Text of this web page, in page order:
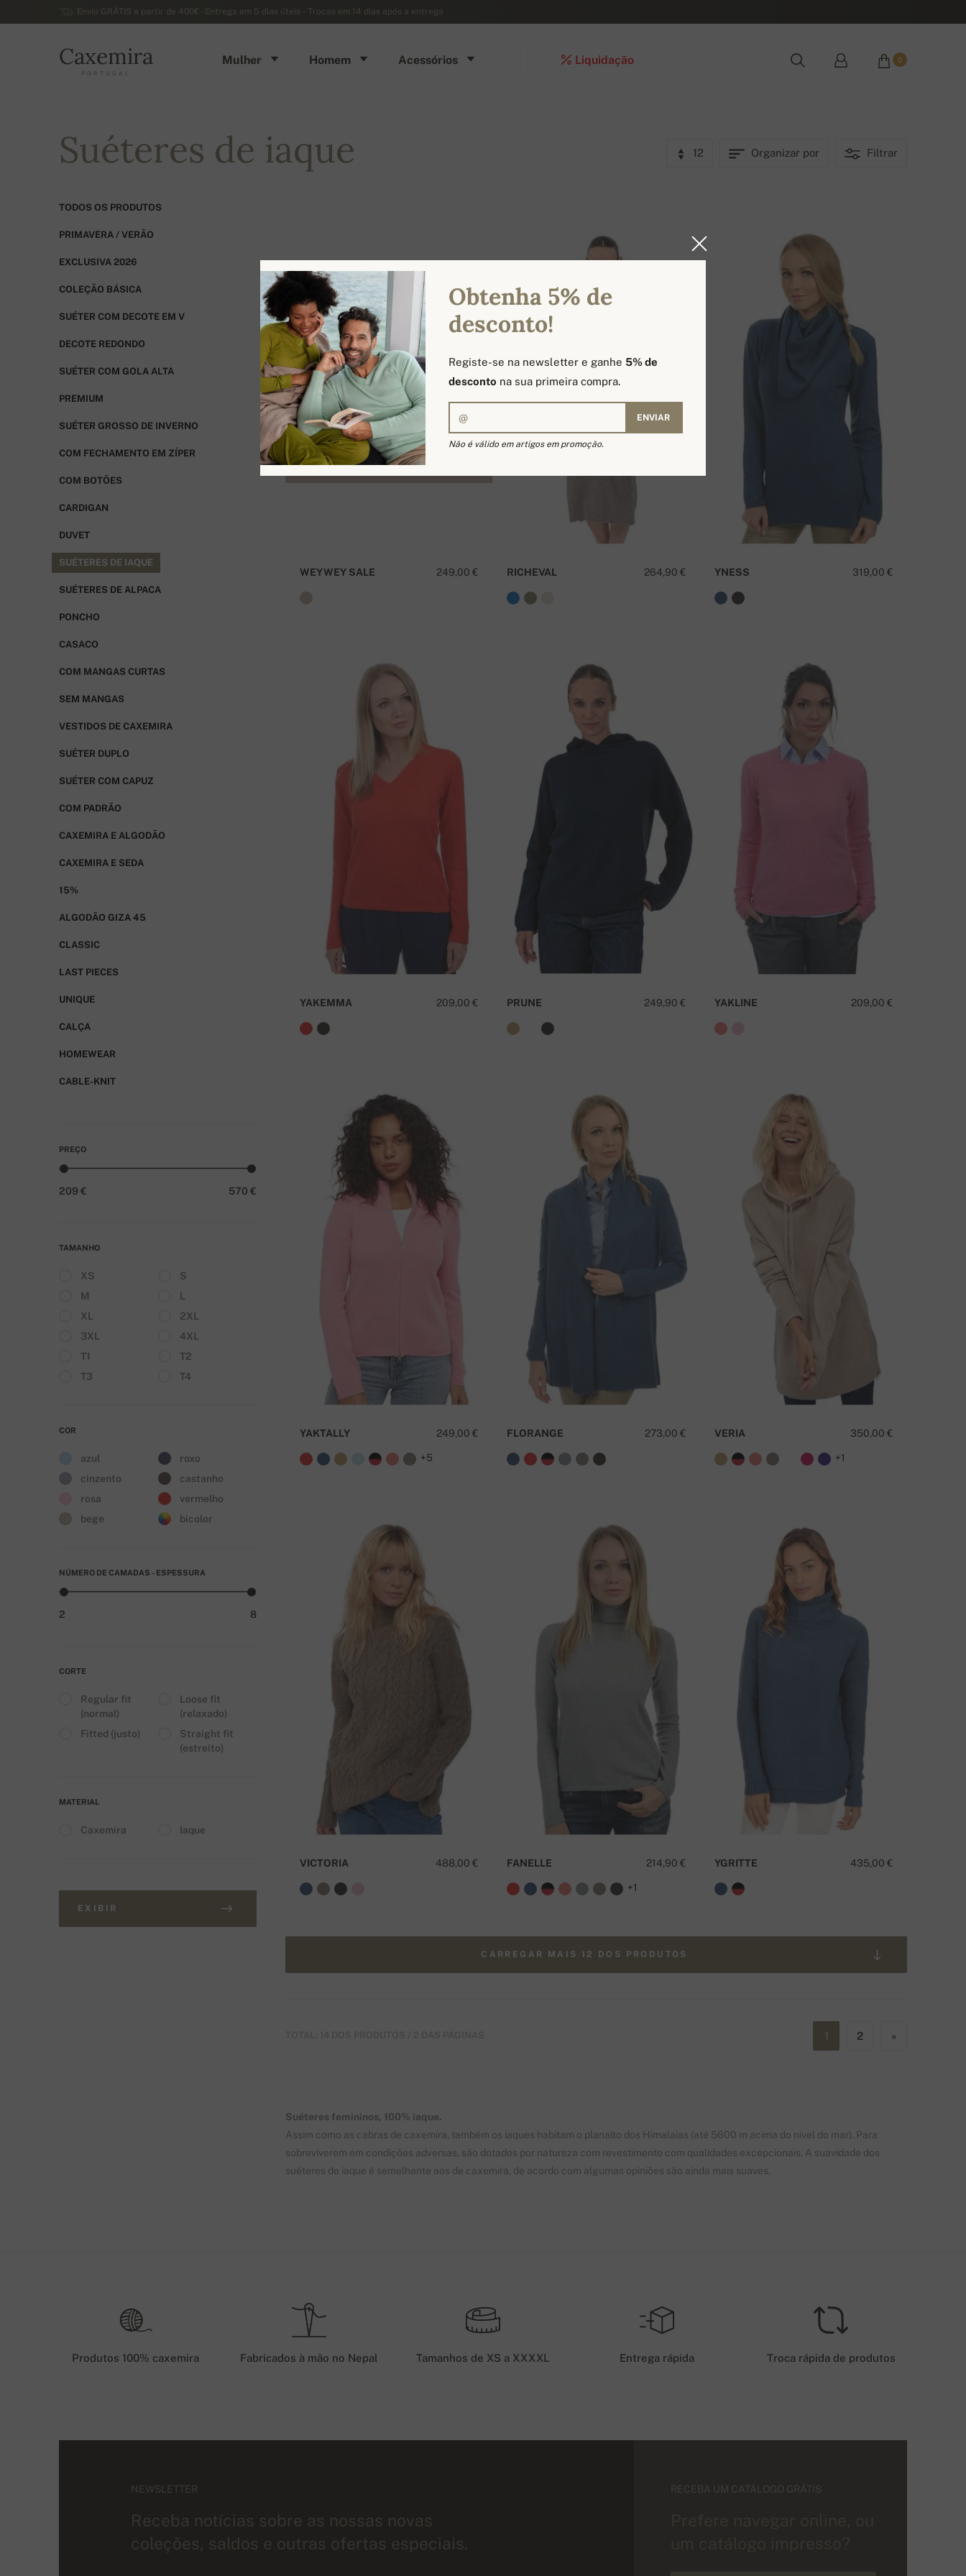
Envio GRÁTIS a partir de 400€ - Entrega em 5 dias úteis – Trocas em 14 dias após a entrega
Caxemira
PORTUGAL
Mulher Homem Acessórios Liquidação 0
Suéteres de iaque 12 Organizar por Filtrar
TODOS OS PRODUTOS
PRIMAVERA / VERÃO
EXCLUSIVA 2026
COLEÇÃO BÁSICA
SUÉTER COM DECOTE EM V
DECOTE REDONDO
SUÉTER COM GOLA ALTA
PREMIUM
SUÉTER GROSSO DE INVERNO
COM FECHAMENTO EM ZÍPER
COM BOTÕES
CARDIGAN
DUVET
SUÉTERES DE IAQUE
SUÉTERES DE ALPACA
PONCHO
CASACO
COM MANGAS CURTAS
SEM MANGAS
VESTIDOS DE CAXEMIRA
SUÉTER DUPLO
SUÉTER COM CAPUZ
COM PADRÃO
CAXEMIRA E ALGODÃO
CAXEMIRA E SEDA
15%
ALGODÃO GIZA 45
CLASSIC
LAST PIECES
UNIQUE
CALÇA
HOMEWEAR
CABLE-KNIT
PREÇO
209 € 570 €
TAMANHO
XS
S
M
L
XL
2XL
3XL
4XL
T1
T2
T3
T4
COR
azul
roxo
cinzento
castanho
rosa
vermelho
bege
bicolor
NÚMERO DE CAMADAS - ESPESSURA
2 8
CORTE
Regular fit
(normal)
Loose fit
(relaxado)
Fitted (justo)
Straight fit
(estreito)
MATERIAL
Caxemira Iaque
EXIBIR
249,00 €
WEYWEY SALE 264,90 €
RICHEVAL 319,00 €
YNESS
209,00 €
YAKEMMA 249,90 €
PRUNE 209,00 €
YAKLINE
249,00 €
YAKTALLY
+5
273,00 €
FLORANGE 350,00 €
VERIA
+1
488,00 €
VICTORIA 214,90 €
FANELLE
+1
435,00 €
YGRITTE
CARREGAR MAIS 12 DOS PRODUTOS
2 »
Suéteres femininos, 100% iaque.
Assim como as cabras de caxemira, também os iaques habitam o planalto dos Himalaias (até 5600 m acima do nível do mar). Para
sobreviverem em condições adversas, são dotados por natureza com revestimento com qualidades excepcionais. A suavidade dos
suéteres de iaque é semelhante aos de caxemira, de acordo com algumas opiniões são ainda mais suaves.
Produtos 100% caxemira Fabricados à mão no Nepal Tamanhos de XS a XXXXL Entrega rápida Troca rápida de produtos
NEWSLETTER
Receba notícias sobre as nossas novas
coleções, saldos e outras ofertas especiais.
RECEBA UM CATÁLOGO GRÁTIS
Obtenha 5% de
desconto!
Registe-se na newsletter e ganhe 5% de
desconto na sua primeira compra.
ENVIAR
Não é válido em artigos em promoção.